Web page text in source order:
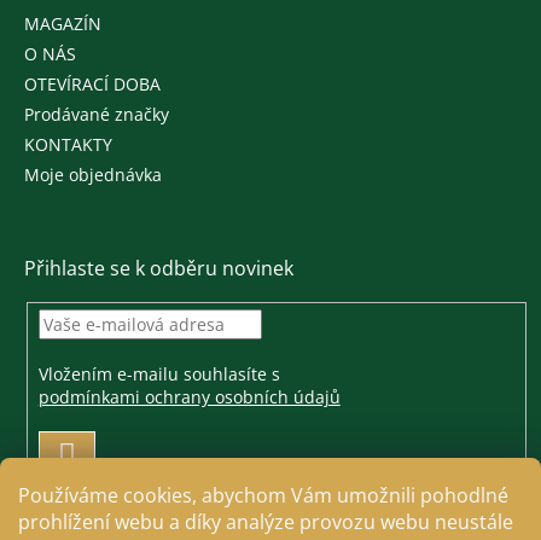
Používáme cookies, abychom Vám umožnili pohodlné
prohlížení webu a díky analýze provozu webu neustále
MAGAZÍN
O NÁS
OTEVÍRACÍ DOBA
Prodávané značky
KONTAKTY
Moje objednávka
Přihlaste se k odběru novinek
Vložením e-mailu souhlasíte s
podmínkami ochrany osobních údajů
PŘIHLÁSIT